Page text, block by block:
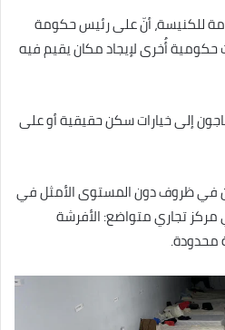
للكنيسة، أنّ على رئيس حكومة
حكومية أُخرى لإيجاد مكان يقيم فيه
إلى خيارات سكن حقيقية أو على
في ظروف دون المستوى الأمثل في
تجاري متواضع: الأفرشة
محدودة.